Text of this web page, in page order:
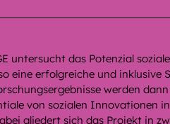
untersucht das Potenzial
eine erfolgreiche und
werden
von sozialen Innovationen
gliedert sich das Projekt in